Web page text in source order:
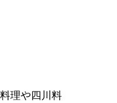
理や四川料